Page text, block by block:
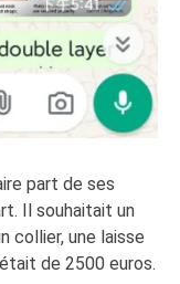
part de ses
Il souhaitait un
collier, une laisse
de 2500 euros.